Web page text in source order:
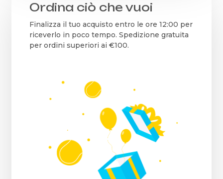
Ordina ciò che vuoi
Finalizza il tuo acquisto entro le ore 12:00 per
riceverlo in poco tempo. Spedizione gratuita
per ordini superiori ai €100.